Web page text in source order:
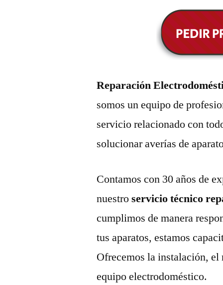
Reparación
somos un equipo de
servicio relacionado con
solucionar averías de
Contamos con 30 años de
nuestroservicio técnico
cumplimos de manera
tus aparatos, estamos
Ofrecemos la instalación,
equipo electrodoméstico.